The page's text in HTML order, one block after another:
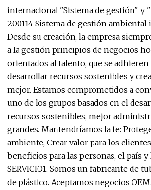
internacional "Sistema de gestión" y
200114 Sistema de gestión ambiental
Desde su creación, la empresa
a la gestión principios de negocios
orientados al talento, que se
desarrollar recursos sostenibles y
mejor. Estamos comprometidos a
uno de los grupos basados ​​en el
recursos sostenibles, mejor
grandes. Mantendríamos la fe:
ambiente, Crear valor para los
beneficios para las personas, el país
SERVICIO1. Somos un fabricante de
de plástico. Aceptamos negocios